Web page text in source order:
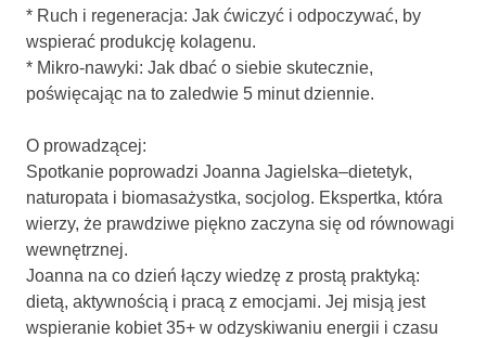
* Ruch i regeneracja: Jak ćwiczyć i odpoczywać, by
wspierać produkcję kolagenu.
* Mikro-nawyki: Jak dbać o siebie skutecznie,
poświęcając na to zaledwie 5 minut dziennie.
O prowadzącej:
Spotkanie poprowadzi Joanna Jagielska–dietetyk,
naturopata i biomasażystka, socjolog. Ekspertka, która
wierzy, że prawdziwe piękno zaczyna się od równowagi
wewnętrznej.
Joanna na co dzień łączy wiedzę z prostą praktyką:
dietą, aktywnością i pracą z emocjami. Jej misją jest
wspieranie kobiet 35+ w odzyskiwaniu energii i czasu